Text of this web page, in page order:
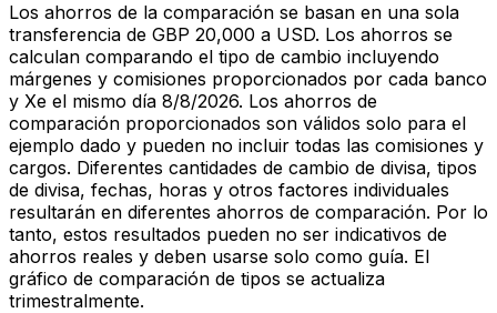
Los ahorros de la comparación se basan en una sola
transferencia de GBP 20,000 a USD. Los ahorros se
calculan comparando el tipo de cambio incluyendo
márgenes y comisiones proporcionados por cada banco
y Xe el mismo día 8/8/2026. Los ahorros de
comparación proporcionados son válidos solo para el
ejemplo dado y pueden no incluir todas las comisiones y
cargos. Diferentes cantidades de cambio de divisa, tipos
de divisa, fechas, horas y otros factores individuales
resultarán en diferentes ahorros de comparación. Por lo
tanto, estos resultados pueden no ser indicativos de
ahorros reales y deben usarse solo como guía. El
gráfico de comparación de tipos se actualiza
trimestralmente.